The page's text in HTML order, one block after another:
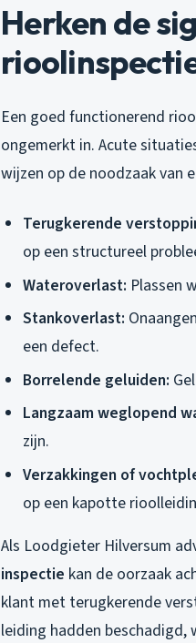
Herken de
Een goed functionerend
ongemerkt in. Acute
wijzen op de noodzaak van
Terugkerende
op een structureel
Wateroverlast: Plassen
Stankoverlast:
een defect.
Borrelende geluiden:
Langzaam weglopend
zijn.
Verzakkingen of
op een kapotte
Als Loodgieter Hilversum
inspectie kan de oorzaak
klant met terugkerende
leiding hadden